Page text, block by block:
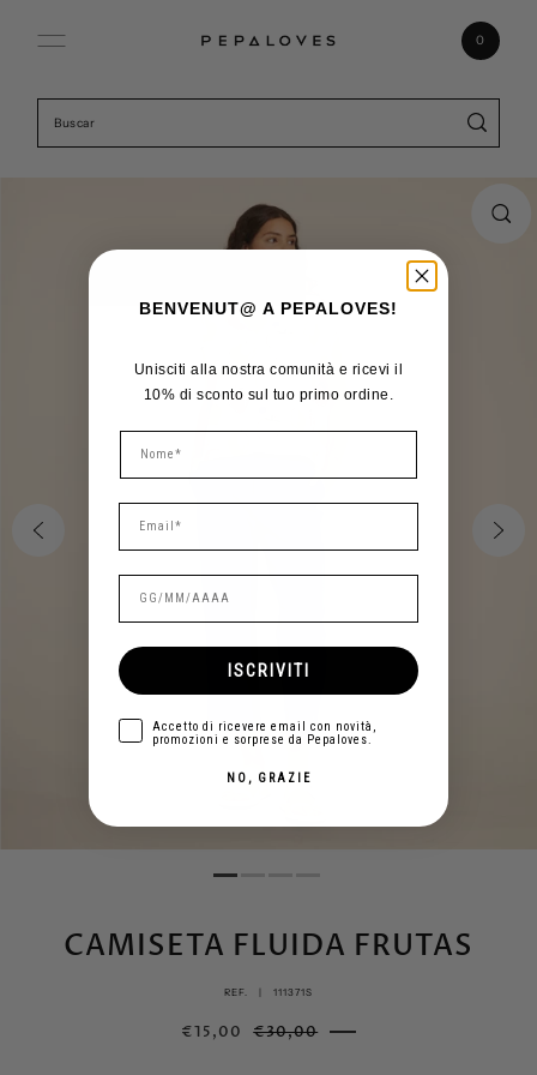
0
CAMISETA FLUIDA FRUTAS
REF. | 111371S
€15,00 €30,00
BENVENUT@ A PEPALOVES!
Unisciti alla nostra comunità e ricevi il
10% di sconto sul tuo primo ordine.
ISCRIVITI
aceptarAccetto di ricevere email con novità,
promozioni e sorprese da Pepaloves.
NO, GRAZIE